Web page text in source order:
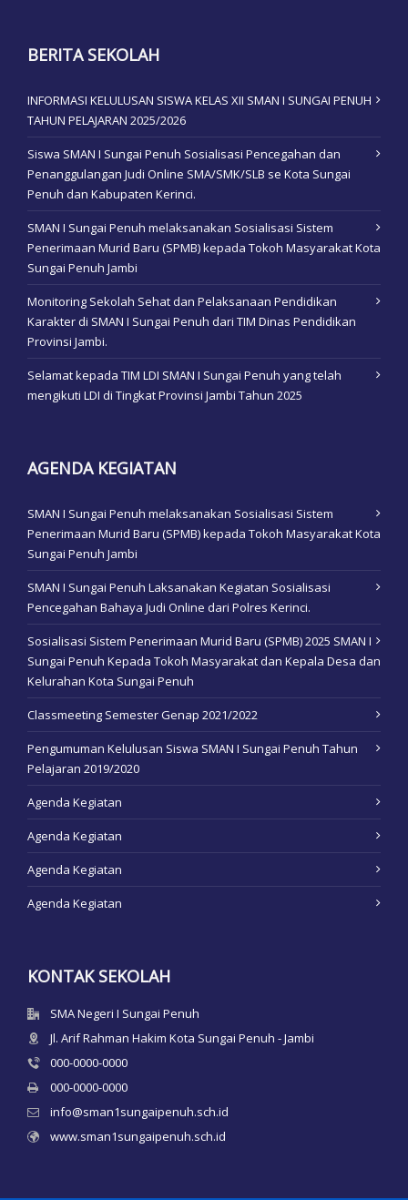
BERITA SEKOLAH
INFORMASI KELULUSAN SISWA KELAS XII SMAN I SUNGAI PENUH
TAHUN PELAJARAN 2025/2026
Siswa SMAN I Sungai Penuh Sosialisasi Pencegahan dan
Penanggulangan Judi Online SMA/SMK/SLB se Kota Sungai
Penuh dan Kabupaten Kerinci.
SMAN I Sungai Penuh melaksanakan Sosialisasi Sistem
Penerimaan Murid Baru (SPMB) kepada Tokoh Masyarakat Kota
Sungai Penuh Jambi
Monitoring Sekolah Sehat dan Pelaksanaan Pendidikan
Karakter di SMAN I Sungai Penuh dari TIM Dinas Pendidikan
Provinsi Jambi.
Selamat kepada TIM LDI SMAN I Sungai Penuh yang telah
mengikuti LDI di Tingkat Provinsi Jambi Tahun 2025
AGENDA KEGIATAN
SMAN I Sungai Penuh melaksanakan Sosialisasi Sistem
Penerimaan Murid Baru (SPMB) kepada Tokoh Masyarakat Kota
Sungai Penuh Jambi
SMAN I Sungai Penuh Laksanakan Kegiatan Sosialisasi
Pencegahan Bahaya Judi Online dari Polres Kerinci.
Sosialisasi Sistem Penerimaan Murid Baru (SPMB) 2025 SMAN I
Sungai Penuh Kepada Tokoh Masyarakat dan Kepala Desa dan
Kelurahan Kota Sungai Penuh
Classmeeting Semester Genap 2021/2022
Pengumuman Kelulusan Siswa SMAN I Sungai Penuh Tahun
Pelajaran 2019/2020
Agenda Kegiatan
Agenda Kegiatan
Agenda Kegiatan
Agenda Kegiatan
KONTAK SEKOLAH
SMA Negeri I Sungai Penuh
Jl. Arif Rahman Hakim Kota Sungai Penuh - Jambi
000-0000-0000
000-0000-0000
info@sman1sungaipenuh.sch.id
www.sman1sungaipenuh.sch.id